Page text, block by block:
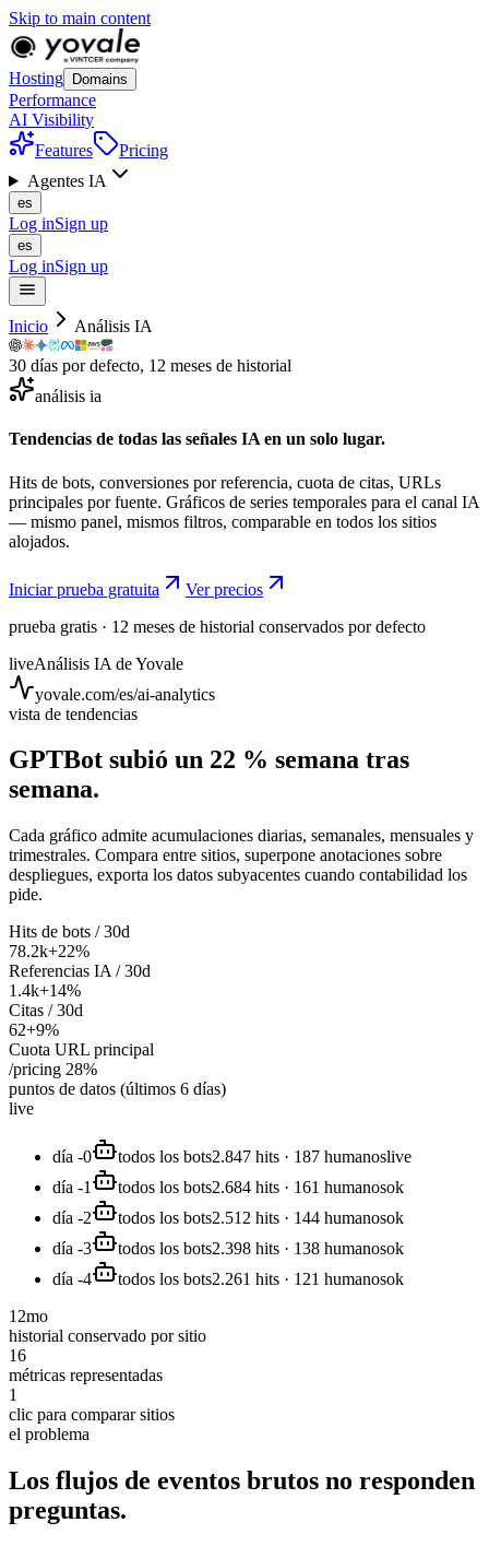
Skip to main content
Hosting Domains
Performance
AI Visibility
Features
Pricing
Agentes IA
es
Log inSign up
es
Log inSign up
Inicio Análisis IA
30 días por defecto, 12 meses de historial
análisis ia
Tendencias de todas las señales IA en un solo lugar.
Hits de bots, conversiones por referencia, cuota de citas, URLs
principales por fuente. Gráficos de series temporales para el canal IA
— mismo panel, mismos filtros, comparable en todos los sitios
alojados.
Iniciar prueba gratuita
Ver precios
prueba gratis · 12 meses de historial conservados por defecto
liveAnálisis IA de Yovale
yovale.com/es/ai-analytics
vista de tendencias
GPTBot subió un 22 % semana tras
semana.
Cada gráfico admite acumulaciones diarias, semanales, mensuales y
trimestrales. Compara entre sitios, superpone anotaciones sobre
despliegues, exporta los datos subyacentes cuando contabilidad los
pide.
Hits de bots / 30d
78.2k+22%
Referencias IA / 30d
1.4k+14%
Citas / 30d
62+9%
Cuota URL principal
/pricing 28%
puntos de datos (últimos 6 días)
live
día -0 todos los bots2.847 hits · 187 humanoslive
día -1
todos los bots2.684 hits · 161 humanosok
día -2
todos los bots2.512 hits · 144 humanosok
día -3
todos los bots2.398 hits · 138 humanosok
día -4
todos los bots2.261 hits · 121 humanosok
12mo
historial conservado por sitio
16
métricas representadas
1
clic para comparar sitios
el problema
Los flujos de eventos brutos no responden
preguntas.